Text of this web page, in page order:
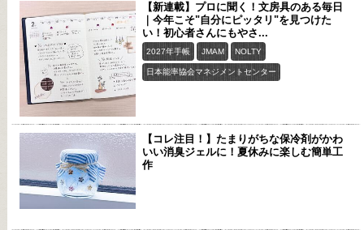
【新連載】プロに聞く！文房具のある毎日
｜今年こそ"自分にピッタリ"を見つけた
い！初心者さんにもやさ...
2027年手帳 JMAM NOLTY
日本能率協会マネジメントセンター
【コレ注目！】たまりがちな保冷剤がかわ
いい消臭ジェルに！夏休みに楽しむ簡単工
作